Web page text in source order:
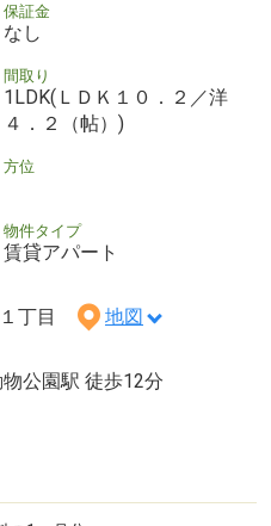
保証金
なし
間取り
1LDK(ＬＤＫ１０．２／洋
４．２（帖）)
方位
物件タイプ
賃貸アパート
１丁目 地図
公園駅 徒歩12分